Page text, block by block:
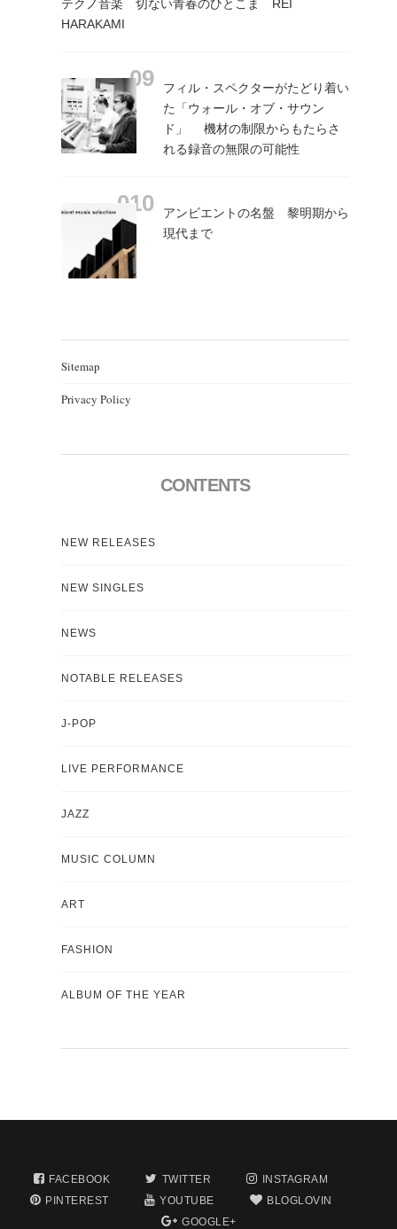
テクノ音楽 切ない青春のひとこま REI
HARAKAMI
フィル・スペクターがたどり着い
た「ウォール・オブ・サウン
ド」 機材の制限からもたらさ
れる録音の無限の可能性
アンビエントの名盤 黎明期から
現代まで
Sitemap
Privacy Policy
CONTENTS
NEW RELEASES
NEW SINGLES
NEWS
NOTABLE RELEASES
J-POP
LIVE PERFORMANCE
JAZZ
MUSIC COLUMN
ART
FASHION
ALBUM OF THE YEAR
FACEBOOK TWITTER
INSTAGRAM
PINTEREST
YOUTUBE
BLOGLOVIN
GOOGLE+